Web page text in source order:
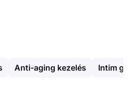
Anti-aging kezelés Intim